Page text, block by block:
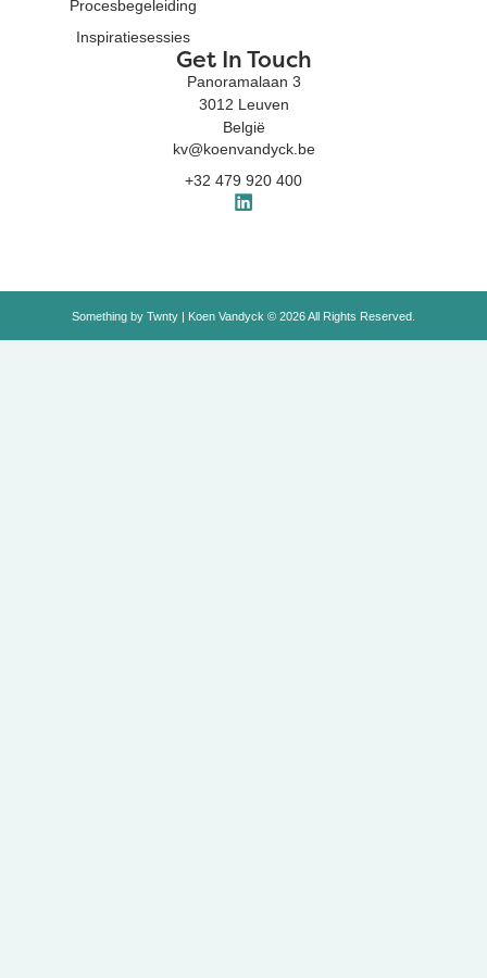
Procesbegeleiding
Inspiratiesessies
Get In Touch
Panoramalaan 3
3012 Leuven
België
kv@koenvandyck.be
+32 479 920 400
Something by Twnty | Koen Vandyck © 2026 All Rights Reserved.